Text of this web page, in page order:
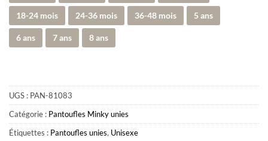
18-24 mois 24-36 mois 36-48 mois 5 ans
6 ans 7 ans 8 ans
UGS : PAN-81083
Catégorie : Pantoufles Minky unies
Étiquettes : Pantoufles unies, Unisexe